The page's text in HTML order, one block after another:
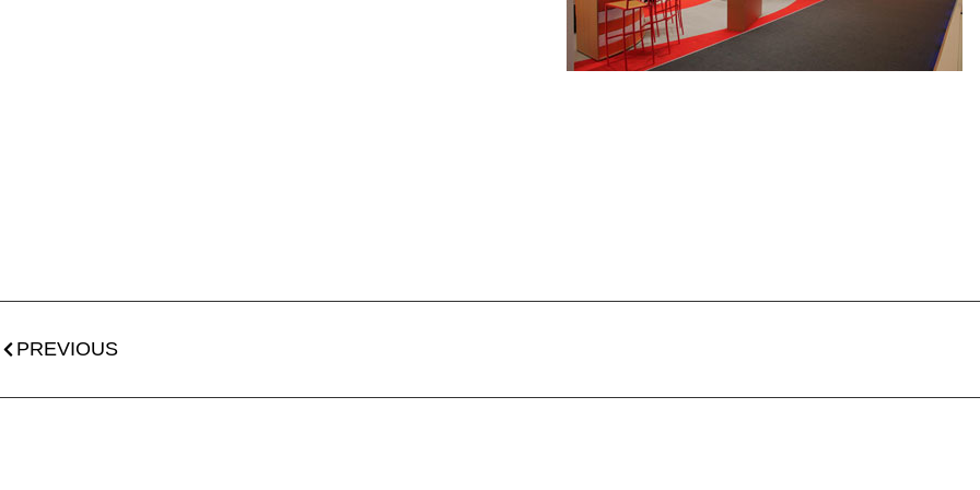
PREVIOUS